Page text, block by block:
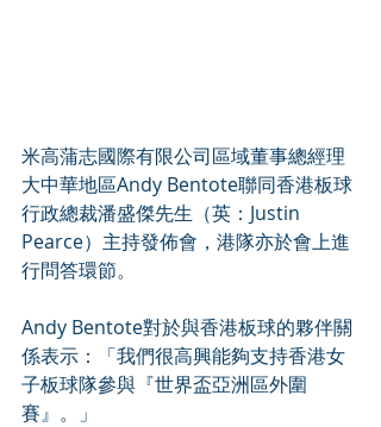
米高蒲志國際有限公司區域董事總經理
大中華地區Andy Bentote聯同香港板球
行政總裁潘盛傑先生（英：Justin
Pearce）主持發佈會，港隊亦於會上進
行問答環節。
Andy Bentote對於與香港板球的夥伴關
係表示：「我們很高興能夠支持香港女
子板球隊參與『世界盃亞洲區外圍
賽』。」